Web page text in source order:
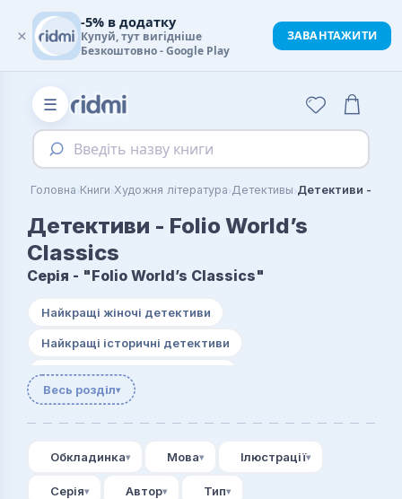
☰
Введіть назву книги
Головна›Книги›Художня література›Детективы›Детективи - Folio
Детективи - Folio World’s
Classics
Серія - "Folio World’s Classics"
Найкращі жіночі детективи
Найкращі історичні детективи
Найкращі містичні детективи
Весь розділ▾
Обкладинка Мова Ілюстрації
Серія Автор Тип
×
-5% в додатку
Купуй, тут вигідніше
Безкоштовно - Google Play
ЗАВАНТАЖИТИ